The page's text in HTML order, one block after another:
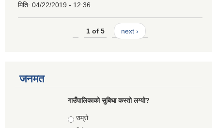
मिति: 04/22/2019 - 12:36
1 of 5 next ›
जनमत
गाउँपालिकाको सुबिधा कस्तो लग्यो?
Choices
राम्रो